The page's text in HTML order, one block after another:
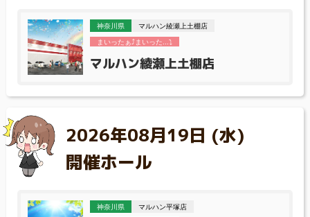
神奈川県
マルハン綾瀬上土棚店
まいったぁ⤴まいった...⤵
マルハン綾瀬上土棚店
2026年08月19日 (水)
開催ホール
神奈川県
マルハン平塚店